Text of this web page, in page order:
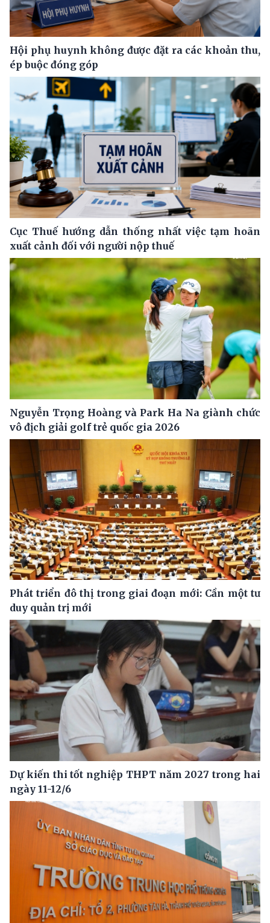
Hội phụ huynh không được đặt ra các khoản thu,
ép buộc đóng góp
Cục Thuế hướng dẫn thống nhất việc tạm hoãn
xuất cảnh đối với người nộp thuế
Nguyễn Trọng Hoàng và Park Ha Na giành chức
vô địch giải golf trẻ quốc gia 2026
Phát triển đô thị trong giai đoạn mới: Cần một tư
duy quản trị mới
Dự kiến thi tốt nghiệp THPT năm 2027 trong hai
ngày 11-12/6